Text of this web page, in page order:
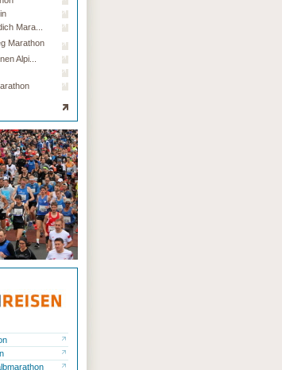
Mara...
Marathon
Alpi...